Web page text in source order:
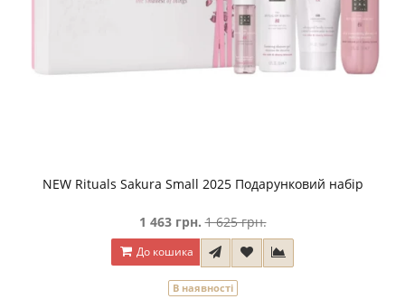
NEW Rituals Sakura Small 2025 Подарунковий набір
1 463 грн. 1 625 грн.
До кошика
В наявності